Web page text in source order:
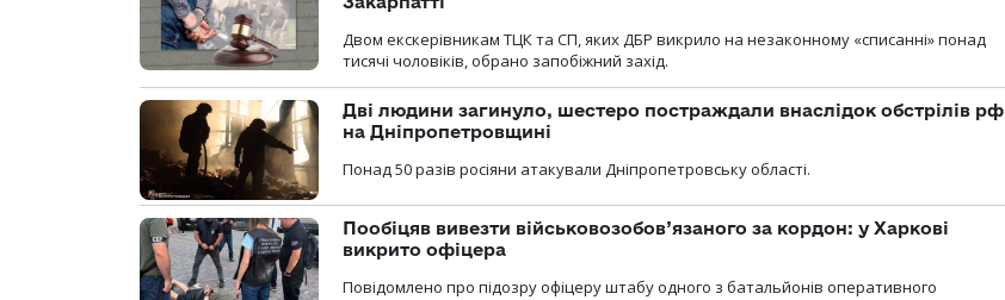
Двом екскерівникам ТЦК та СП, яких ДБР викрило на незаконному «списанні» понад
тисячі чоловіків, обрано запобіжний захід.
Дві людини загинуло, шестеро постраждали внаслідок обстрілів рф
на Дніпропетровщині
Понад 50 разів росіяни атакували Дніпропетровську області.
Пообіцяв вивезти військовозобов’язаного за кордон: у Харкові
викрито офіцера
Повідомлено про підозру офіцеру штабу одного з батальйонів оперативного